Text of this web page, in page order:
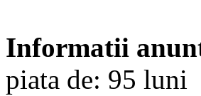
Informatii
piata de: 95